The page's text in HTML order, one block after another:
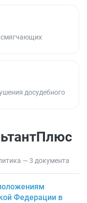
смягчающих
досудебного
— 3 документа
Федерации в